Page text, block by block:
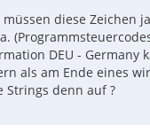
diese Zeichen
DEU - Germany
als am Ende eines
Strings denn auf ?